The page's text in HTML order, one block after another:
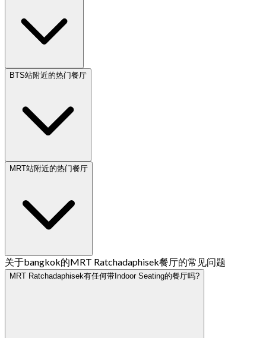
BTS站附近的热门餐厅
MRT站附近的热门餐厅
关于bangkok的MRT Ratchadaphisek餐厅的常见问题
MRT Ratchadaphisek有任何带Indoor Seating的餐厅吗?